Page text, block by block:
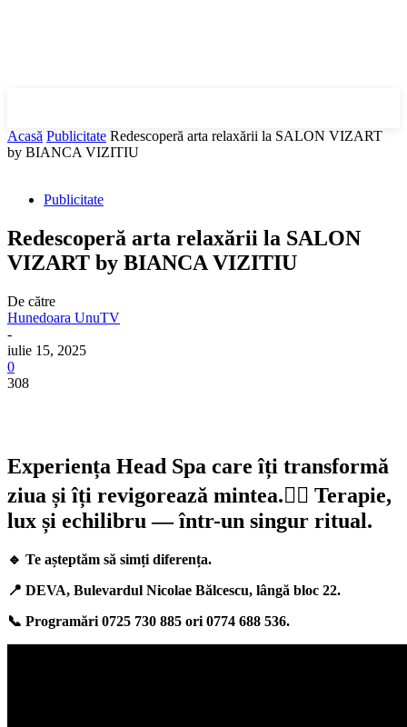
Acasă Publicitate Redescoperă arta relaxării la SALON VIZART
by BIANCA VIZITIU
Publicitate
Redescoperă arta relaxării la SALON
VIZART by BIANCA VIZITIU
De către
Hunedoara UnuTV
-
iulie 15, 2025
0
308
Experiența Head Spa care îți transformă
ziua și îți revigorează mintea.💆‍♀ Terapie,
lux și echilibru — într-un singur ritual.
🔹 Te așteptăm să simți diferența.
📍 DEVA, Bulevardul Nicolae Bălcescu, lângă bloc 22.
📞 Programări 0725 730 885 ori 0774 688 536.